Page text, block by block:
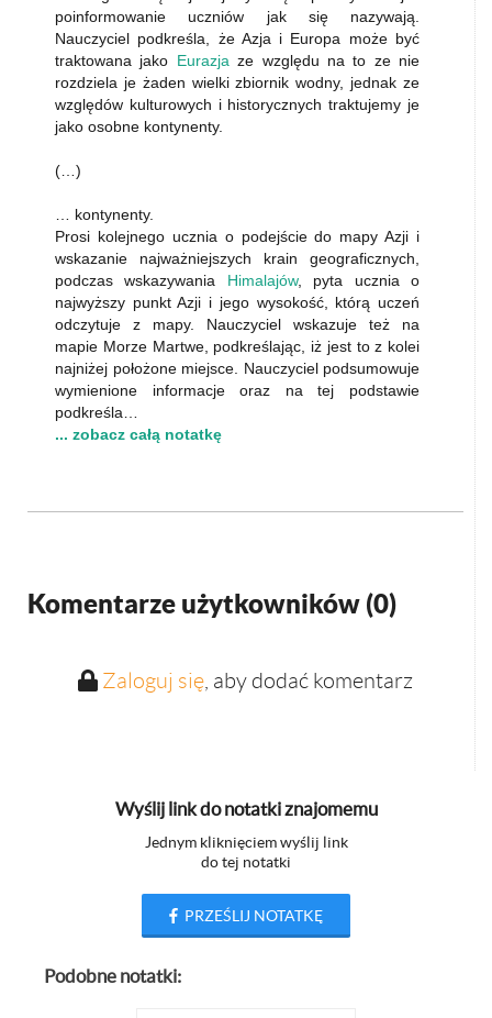
poinformowanie uczniów jak się nazywają.
Nauczyciel podkreśla, że Azja i Europa może być
traktowana jako Eurazja ze względu na to ze nie
rozdziela je żaden wielki zbiornik wodny, jednak ze
względów kulturowych i historycznych traktujemy je
jako osobne kontynenty.
(…)
… kontynenty.
Prosi kolejnego ucznia o podejście do mapy Azji i
wskazanie najważniejszych krain geograficznych,
podczas wskazywania Himalajów, pyta ucznia o
najwyższy punkt Azji i jego wysokość, którą uczeń
odczytuje z mapy. Nauczyciel wskazuje też na
mapie Morze Martwe, podkreślając, iż jest to z kolei
najniżej położone miejsce. Nauczyciel podsumowuje
wymienione informacje oraz na tej podstawie
podkreśla…
... zobacz całą notatkę
Komentarze użytkowników (0)
Zaloguj się, aby dodać komentarz
Wyślij link do notatki znajomemu
Jednym kliknięciem wyślij link
do tej notatki
PRZEŚLIJ NOTATKĘ
Podobne notatki: